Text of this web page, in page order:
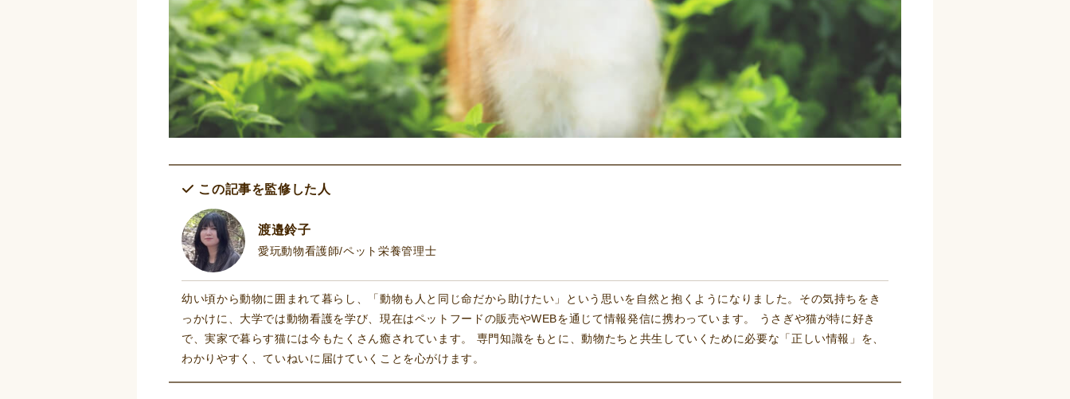
この記事を監修した人
渡邉鈴子
愛玩動物看護師/ペット栄養管理士
幼い頃から動物に囲まれて暮らし、「動物も人と同じ命だから助けたい」という思いを自然と抱くようになりました。その気持ちをき
っかけに、大学では動物看護を学び、現在はペットフードの販売やWEBを通じて情報発信に携わっています。 うさぎや猫が特に好き
で、実家で暮らす猫には今もたくさん癒されています。 専門知識をもとに、動物たちと共生していくために必要な「正しい情報」を、
わかりやすく、ていねいに届けていくことを心がけます。